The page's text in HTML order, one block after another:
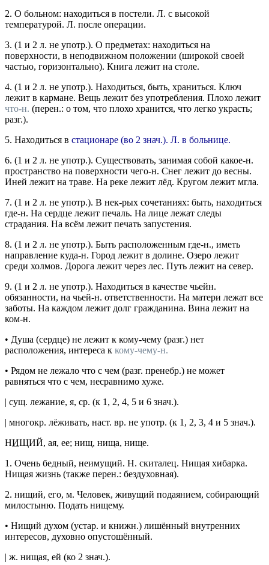
2. О больном: находиться в постели. Л. с высокой
температурой. Л. после операции.
3. (1 и 2 л. не употр.). О предметах: находиться на
поверхности, в неподвижном положении (широкой своей
частью, горизонтально). Книга лежит на столе.
4. (1 и 2 л. не употр.). Находиться, быть, храниться. Ключ
лежит в кармане. Вещь лежит без употребления. Плохо лежит
что-н. (перен.: о том, что плохо хранится, что легко украсть;
разг.).
5. Находиться в стационаре (во 2 знач.). Л. в больнице.
6. (1 и 2 л. не употр.). Существовать, занимая собой какое-н.
пространство на поверхности чего-н. Снег лежит до весны.
Иней лежит на траве. На реке лежит лёд. Кругом лежит мгла.
7. (1 и 2 л. не употр.). В нек-рых сочетаниях: быть, находиться
где-н. На сердце лежит печаль. На лице лежат следы
страдания. На всём лежит печать запустения.
8. (1 и 2 л. не употр.). Быть расположенным где-н., иметь
направление куда-н. Город лежит в долине. Озеро лежит
среди холмов. Дорога лежит через лес. Путь лежит на север.
9. (1 и 2 л. не употр.). Находиться в качестве чьейн.
обязанности, на чьей-н. ответственности. На матери лежат все
заботы. На каждом лежит долг гражданина. Вина лежит на
ком-н.
• Душа (сердце) не лежит к кому-чему (разг.) нет
расположения, интереса к кому-чему-н.
• Рядом не лежало что с чем (разг. пренебр.) не может
равняться что с чем, несравнимо хуже.
| сущ. лежание, я, ср. (к 1, 2, 4, 5 и 6 знач.).
| многокр. лёживать, наст. вр. не употр. (к 1, 2, 3, 4 и 5 знач.).
НИЩИЙ, ая, ее; нищ, нища, нище.
1. Очень бедный, неимущий. Н. скиталец. Нищая хибарка.
Нищая жизнь (также перен.: бездуховная).
2. нищий, его, м. Человек, живущий подаянием, собирающий
милостыню. Подать нищему.
• Нищий духом (устар. и книжн.) лишённый внутренних
интересов, духовно опустошённый.
| ж. нищая, ей (ко 2 знач.).